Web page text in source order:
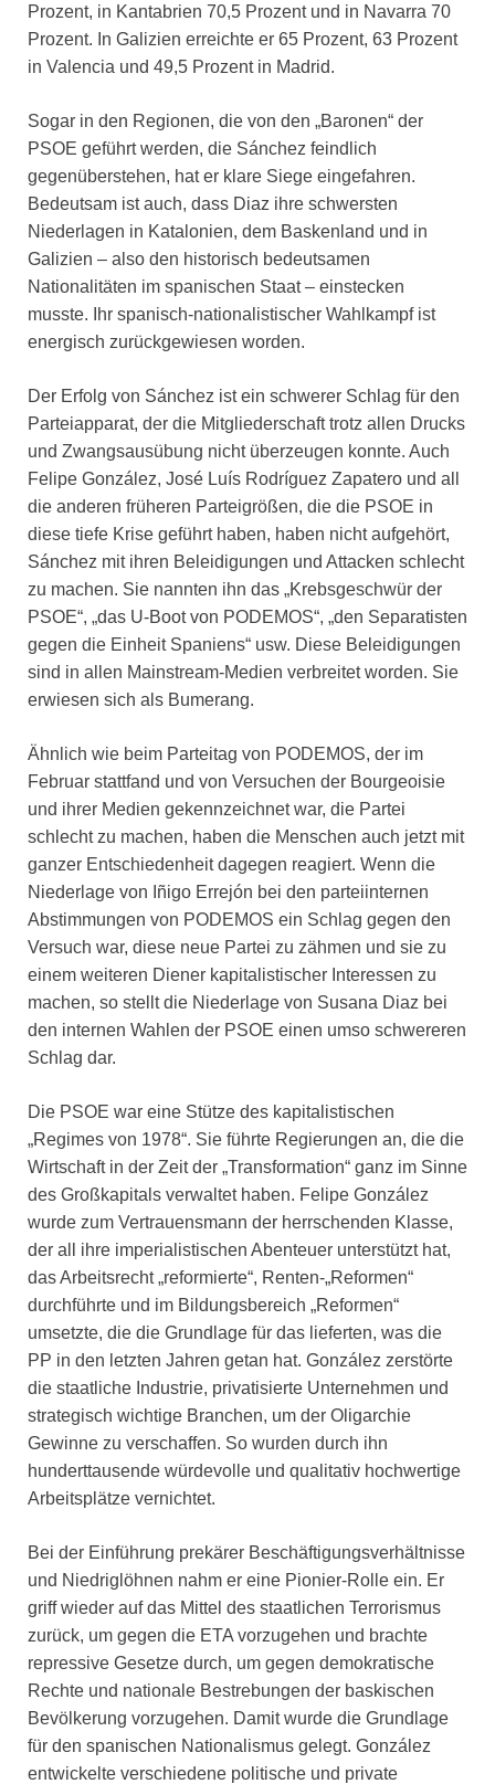
Prozent, in Kantabrien 70,5 Prozent und in Navarra 70
Prozent. In Galizien erreichte er 65 Prozent, 63 Prozent
in Valencia und 49,5 Prozent in Madrid.
Sogar in den Regionen, die von den „Baronen“ der
PSOE geführt werden, die Sánchez feindlich
gegenüberstehen, hat er klare Siege eingefahren.
Bedeutsam ist auch, dass Diaz ihre schwersten
Niederlagen in Katalonien, dem Baskenland und in
Galizien – also den historisch bedeutsamen
Nationalitäten im spanischen Staat – einstecken
musste. Ihr spanisch-nationalistischer Wahlkampf ist
energisch zurückgewiesen worden.
Der Erfolg von Sánchez ist ein schwerer Schlag für den
Parteiapparat, der die Mitgliederschaft trotz allen Drucks
und Zwangsausübung nicht überzeugen konnte. Auch
Felipe González, José Luís Rodríguez Zapatero und all
die anderen früheren Parteigrößen, die die PSOE in
diese tiefe Krise geführt haben, haben nicht aufgehört,
Sánchez mit ihren Beleidigungen und Attacken schlecht
zu machen. Sie nannten ihn das „Krebsgeschwür der
PSOE“, „das U-Boot von PODEMOS“, „den Separatisten
gegen die Einheit Spaniens“ usw. Diese Beleidigungen
sind in allen Mainstream-Medien verbreitet worden. Sie
erwiesen sich als Bumerang.
Ähnlich wie beim Parteitag von PODEMOS, der im
Februar stattfand und von Versuchen der Bourgeoisie
und ihrer Medien gekennzeichnet war, die Partei
schlecht zu machen, haben die Menschen auch jetzt mit
ganzer Entschiedenheit dagegen reagiert. Wenn die
Niederlage von Iñigo Errejón bei den parteiinternen
Abstimmungen von PODEMOS ein Schlag gegen den
Versuch war, diese neue Partei zu zähmen und sie zu
einem weiteren Diener kapitalistischer Interessen zu
machen, so stellt die Niederlage von Susana Diaz bei
den internen Wahlen der PSOE einen umso schwereren
Schlag dar.
Die PSOE war eine Stütze des kapitalistischen
„Regimes von 1978“. Sie führte Regierungen an, die die
Wirtschaft in der Zeit der „Transformation“ ganz im Sinne
des Großkapitals verwaltet haben. Felipe González
wurde zum Vertrauensmann der herrschenden Klasse,
der all ihre imperialistischen Abenteuer unterstützt hat,
das Arbeitsrecht „reformierte“, Renten-„Reformen“
durchführte und im Bildungsbereich „Reformen“
umsetzte, die die Grundlage für das lieferten, was die
PP in den letzten Jahren getan hat. González zerstörte
die staatliche Industrie, privatisierte Unternehmen und
strategisch wichtige Branchen, um der Oligarchie
Gewinne zu verschaffen. So wurden durch ihn
hunderttausende würdevolle und qualitativ hochwertige
Arbeitsplätze vernichtet.
Bei der Einführung prekärer Beschäftigungsverhältnisse
und Niedriglöhnen nahm er eine Pionier-Rolle ein. Er
griff wieder auf das Mittel des staatlichen Terrorismus
zurück, um gegen die ETA vorzugehen und brachte
repressive Gesetze durch, um gegen demokratische
Rechte und nationale Bestrebungen der baskischen
Bevölkerung vorzugehen. Damit wurde die Grundlage
für den spanischen Nationalismus gelegt. González
entwickelte verschiedene politische und private